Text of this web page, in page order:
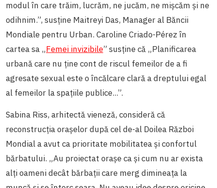
modul în care trăim, lucrăm, ne jucăm, ne mișcăm și ne
odihnim.”, susține Maitreyi Das, Manager al Băncii
Mondiale pentru Urban. Caroline Criado-Pérez în
cartea sa „Femei invizibile” susține că „Planificarea
urbană care nu ține cont de riscul femeilor de a fi
agresate sexual este o încălcare clară a dreptului egal
al femeilor la spațiile publice...”.
Sabina Riss, arhitectă vieneză, consideră că
reconstrucția orașelor după cel de-al Doilea Război
Mondial a avut ca prioritate mobilitatea și confortul
bărbatului. „Au proiectat orașe ca și cum nu ar exista
alți oameni decât bărbații care merg dimineața la